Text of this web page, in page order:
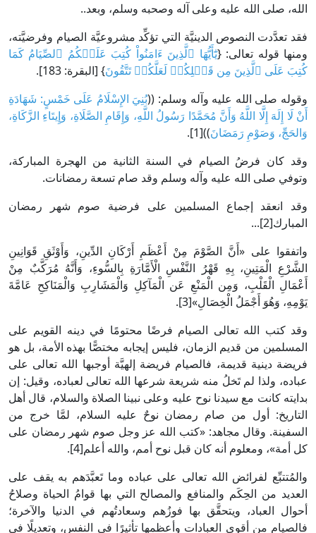
الله، صلى الله عليه وعلى آله وصحبه وسلم، وبعد..
فقد تعدَّدت النصوص الدينيَّة التي تؤكِّد مشروعيَّة الصيام وفرضيَّته،
ومنها قوله تعالى: {يَٰٓأَيُّهَا ٱلَّذِينَ ءَامَنُواْ كُتِبَ عَلَيۡكُمُ ٱلصِّيَامُ كَمَا
كُتِبَ عَلَى ٱلَّذِينَ مِن قَبۡلِكُمۡ لَعَلَّكُمۡ تَتَّقُونَ} [البقرة: 183].
وقوله صلى الله عليه وآله وسلم: ((بُنِيَ الإِسْلَامُ عَلَى خَمْسٍ: شَهَادَةِ
أَنْ لَا إِلَهَ إِلَّا اللَّهُ وَأَنَّ مُحَمَّدًا رَسُولُ اللَّهِ، وَإِقَامِ الصَّلَاةِ، وَإِيتَاءِ الزَّكَاةِ،
وَالحَجِّ، وَصَوْمِ رَمَضَانَ))‏[1].
وقد كان فرضُ الصيام في السنة الثانية من الهجرة المباركة،
وتوفي صلى الله عليه وآله وسلم وقد صام تسعة رمضانات.
وقد انعقد إجماع المسلمين على فرضية صوم شهر رمضان
المبارك‏[2]...
واتفقوا على «أَنَّ الصَّوْمَ مِنْ أَعْظَمِ أَرْكَانِ الدِّينِ، وَأَوْثَقِ قَوَانِينِ
الشَّرْعِ الْمَتِينِ، بِهِ قَهْرُ النَّفْسِ الْأَمَّارَةِ بِالسُّوءِ، وَأَنَّهُ مُرَكَّبٌ مِنْ
أَعْمَالِ الْقَلْبِ، وَمِن الْمَنْعِ عَن الْمَآكِلِ وَالْمَشَارِبِ وَالْمَنَاكِحِ عَامَّةَ
يَوْمِهِ، وَهُوَ أَجْمَلُ الْخِصَالِ»‏[3].
وقد كتب الله تعالى الصيام فرضًا محتومًا في دينه القويم على
المسلمين من قديم الزمان، فليس إيجابه مختصًّا بهذه الأمة، بل هو
فريضة دينية قديمة، فالصيام فريضة إلهيَّة أوجبها الله تعالى على
عباده، ولذا لم تَخلُ منه شريعة شرعها الله تعالى لعباده، وقيل: إن
بدايته كانت مع سيدنا نوح عليه وعلى نبينا الصلاة والسلام، قال أهل
التاريخ: أول من صام رمضان نوحٌ عليه السلام، لمَّا خرج من
السفينة. وقال مجاهد: «كتب الله عز وجل صوم شهر رمضان على
كل أمة»، ومعلوم أنه كان قبل نوح أمم، والله أعلم‏[4].
والمُتتبِّع لفرائض الله تعالى على عباده وما تَعبَّدَهم به يقف على
العديد من الحِكَم والمنافع والمصالح التي بها قوامُ الحياة وصلاحُ
أحوال العباد، ويتحقَّق بها فوزُهم وسعادتُهم في الدنيا والآخرة؛
فالصيام من أقوى العبادات وأعظمها تأثيرًا في النفس، وتعديلًا في